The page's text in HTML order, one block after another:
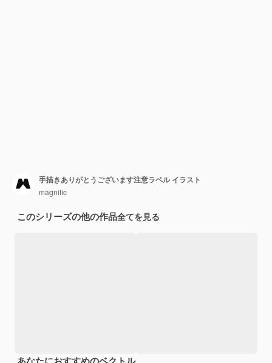
手描きありがとうございます注意ラベル イラスト
magnific
このシリーズの他の作品全てを見る